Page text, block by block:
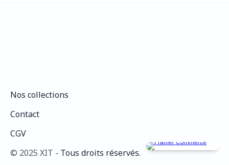
©️ 2025 XIT - Tous droits réservés.
Nos collections
Contact
CGV